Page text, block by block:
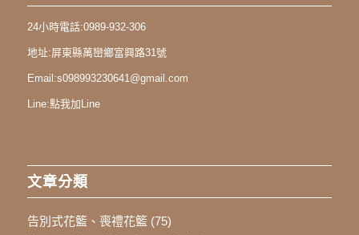
24小時電話:0989-932-306
地址:屏東縣萬巒鄉富興路31號
Email:s098993230641@gmail.com
Line:點我加Line
文章分類
告別式花籃、喪禮花籃(75)